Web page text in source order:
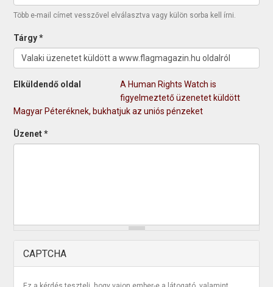
Több e-mail címet vesszővel elválasztva vagy külön sorba kell írni.
Tárgy*
Elküldendő oldal
A Human Rights Watch is
figyelmeztető üzenetet küldött
Magyar Péteréknek, bukhatjuk az uniós pénzeket
Üzenet*
CAPTCHA